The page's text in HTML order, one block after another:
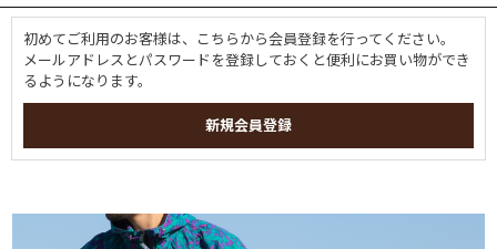
初めてご利用のお客様は、こちらから会員登録を行ってください。
メールアドレスとパスワードを登録しておくと便利にお買い物ができ
るようになります。